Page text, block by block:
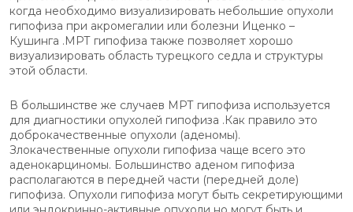
когда необходимо визуализировать небольшие опухоли
гипофиза при акромегалии или болезни Иценко –
Кушинга .МРТ гипофиза также позволяет хорошо
визуализировать область турецкого седла и структуры
этой области.
В большинстве же случаев МРТ гипофиза используется
для диагностики опухолей гипофиза .Как правило это
доброкачественные опухоли (аденомы).
Злокачественные опухоли гипофиза чаще всего это
аденокарциномы. Большинство аденом гипофиза
располагаются в передней части (передней доле)
гипофиза. Опухоли гипофиза могут быть секретирующими